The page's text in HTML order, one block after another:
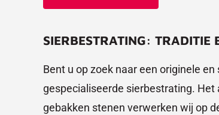
SIERBESTRATING: TRADITIE
Bent u op zoek naar een originele
gespecialiseerde sierbestrating.
gebakken stenen verwerken wij op